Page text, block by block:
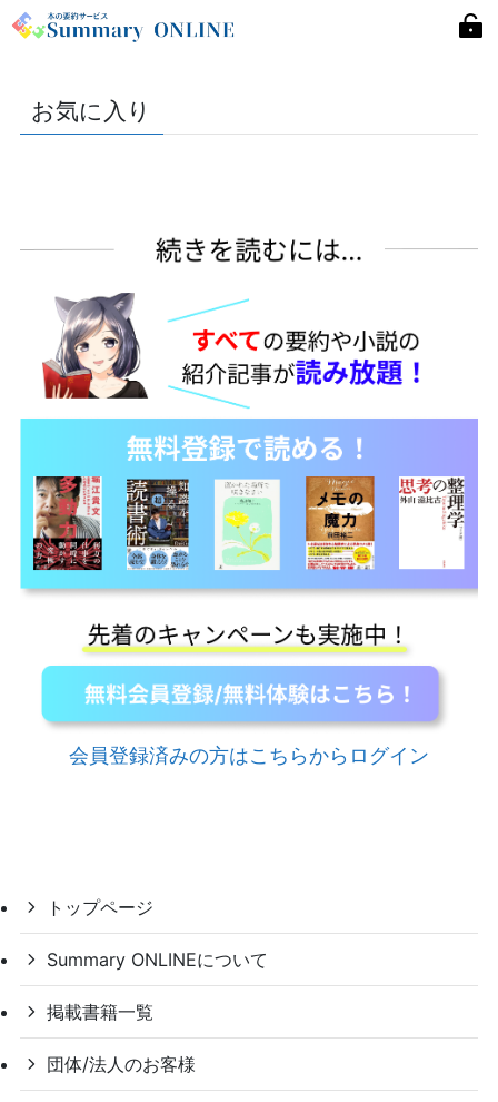
お気に入り
会員登録済みの方はこちらからログイン
トップページ
Summary ONLINEについて
掲載書籍一覧
団体/法人のお客様